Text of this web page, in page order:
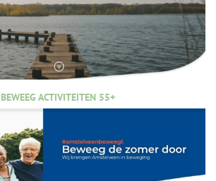
BEWEEG ACTIVITEITEN 55+